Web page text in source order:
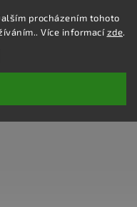
procházením tohoto
Více informacízde.
Search
- BLUE - 18